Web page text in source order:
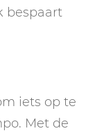
bespaart
iets op te
Met de